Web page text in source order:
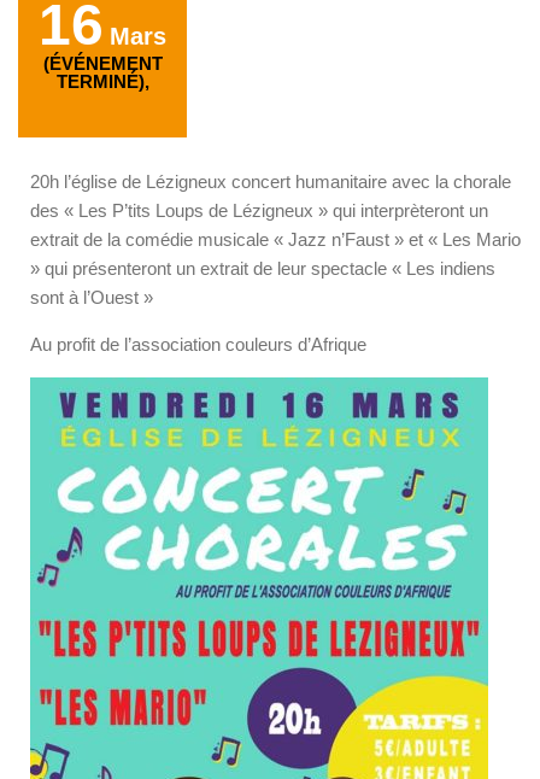
16 Mars
(ÉVÉNEMENT
TERMINÉ),
20h l’église de Lézigneux concert humanitaire avec la chorale
des « Les P’tits Loups de Lézigneux » qui interprèteront un
extrait de la comédie musicale « Jazz n’Faust » et « Les Mario
» qui présenteront un extrait de leur spectacle « Les indiens
sont à l’Ouest »
Au profit de l’association couleurs d’Afrique